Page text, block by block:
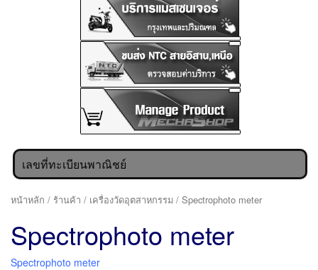
เลขที่ทะเบียนพาณิชย์
หน้าหลัก / ร้านค้า / เครื่องวัดอุตสาหกรรม / Spectrophoto meter
Spectrophoto meter
Spectrophoto meter